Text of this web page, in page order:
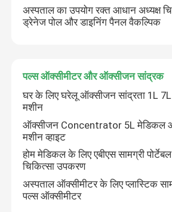
अस्पताल का उपयोग रक्त आधान अध्यक्ष
ड्रेनेज पोल और डाइनिंग पैनल वैकल्पिक
पल्स ऑक्सीमीटर और ऑक्सीजन सांद्रक
घर के लिए घरेलू ऑक्सीजन सांद्रता 1L
मशीन
ऑक्सीजन Concentrator 5L मेडिकल
मशीन व्हाइट
होम मेडिकल के लिए एबीएस सामग्री
चिकित्सा उपकरण
अस्पताल ऑक्सीमीटर के लिए प्लास्टिक
पल्स ऑक्सीमीटर